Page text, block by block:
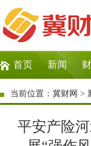
首页 新闻
生活 教育 企
当前位置：冀财网 >
平安产险